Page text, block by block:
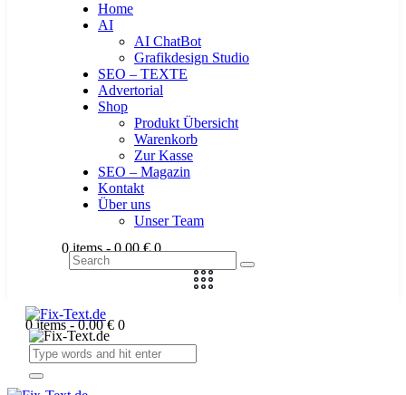
Home
AI
AI ChatBot
Grafikdesign Studio
SEO – TEXTE
Advertorial
Shop
Produkt Übersicht
Warenkorb
Zur Kasse
SEO – Magazin
Kontakt
Über uns
Unser Team
0 items - 0.00 € 0
0 items - 0.00 € 0